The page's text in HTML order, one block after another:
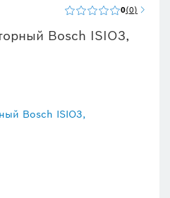
0 0
Bosch ISIO3,